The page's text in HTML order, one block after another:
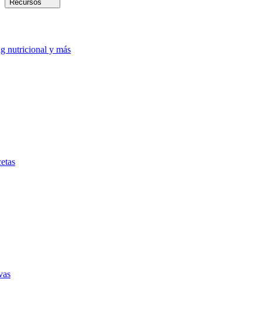
Recursos
nutricional y más